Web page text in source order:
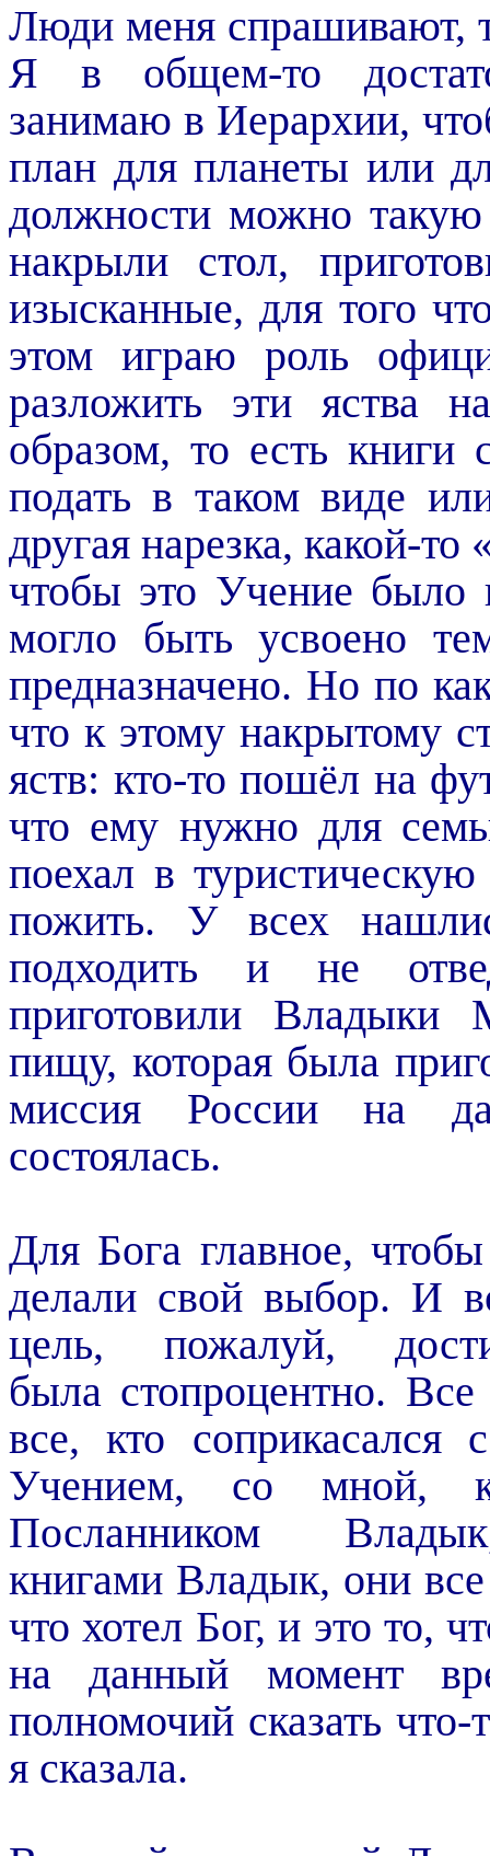
Люди меня спрашивают,
Я в общем-то
занимаю в Иерархии,
план для планеты или
должности можно
накрыли стол,
изысканные, для того
этом играю роль
разложить эти яства
образом, то есть книги
подать в таком виде
другая нарезка, какой-
чтобы это Учение было
могло быть усвоено
предназначено. Но по
что к этому накрытому
яств: кто-то пошёл на
что ему нужно для
поехал в
пожить. У всех
подходить и не
приготовили Владыки
пищу, которая была
миссия России на
состоялась.
Для Бога главное,
делали свой выбор. И
цель, пожалуй,
была стопроцентно.
все, кто соприкасался
Учением, со мной,
Посланником
книгами Владык, они
что хотел Бог, и это то,
на данный момент
полномочий сказать
я сказала.